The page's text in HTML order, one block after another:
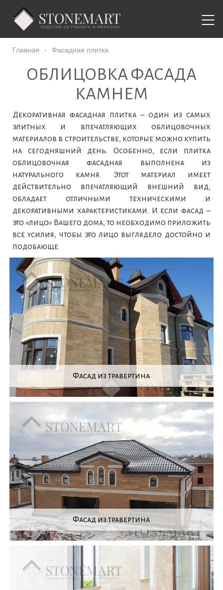
Главная - Фасадная плитка
ОБЛИЦОВКА ФАСАДА
КАМНЕМ
Декоративная фасадная плитка – один из самых
элитных и впечатляющих облицовочных
материалов в строительстве, которые можно купить
на сегодняшний день. Особенно, если плитка
облицовочная фасадная выполнена из
натурального камня. Этот материал имеет
действительно впечатляющий внешний вид,
обладает отличными техническими и
декоративными характеристиками. И если фасад –
это «лицо» Вашего дома, то необходимо приложить
все усилия, чтобы это лицо выглядело достойно и
подобающе.
Фасад из травертина
Фасад из травертина